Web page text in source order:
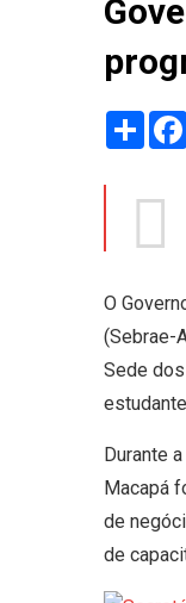
Share
O
(Sebrae-
Sede
Durante
Macapá
de
de